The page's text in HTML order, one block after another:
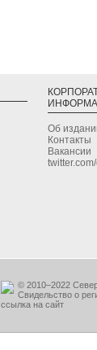
Об
Контакты
Вакансии
© 2010–2022
Свидельство о
ссылка на сайт